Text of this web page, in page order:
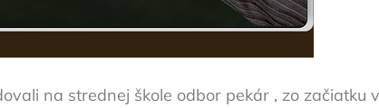
na strednej škole odbor pekár , zo